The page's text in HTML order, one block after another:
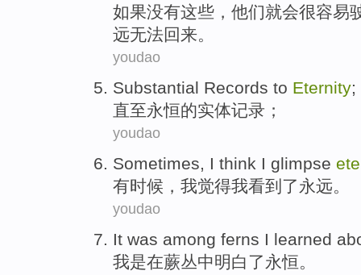
如果没有这些 ， 他们就会很容易
远无法回来。
youdao
Substantial Records to Eternity;
直至永恒的实体记录 ；
youdao
Sometimes, I think I glimpse
有时候 ， 我觉得我看到了永远。
youdao
It was among ferns I learned
我是在蕨丛中明白了永恒。